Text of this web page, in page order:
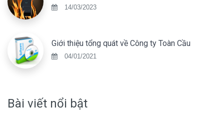
14/03/2023
Giới thiệu tổng quát về Công ty Toàn Cầu
04/01/2021
Bài viết nổi bật